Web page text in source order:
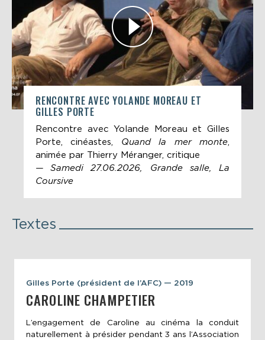
RENCONTRE AVEC YOLANDE MOREAU ET
GILLES PORTE
Rencontre avec Yolande Moreau et Gilles
Porte, cinéastes, Quand la mer monte,
animée par Thierry Méranger, critique
— Samedi 27.06.2026, Grande salle, La
Coursive
Textes
Gilles Porte (président de l’AFC) — 2019
CAROLINE CHAMPETIER
L’engagement de Caroline au cinéma la conduit
naturellement à présider pendant 3 ans l’Association